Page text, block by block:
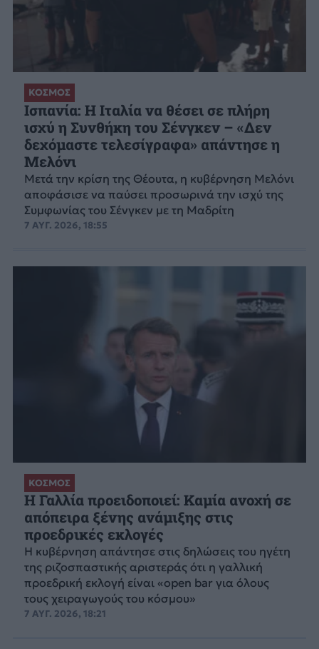
ΚΟΣΜΟΣ
Ισπανία: Η Ιταλία να θέσει σε πλήρη
ισχύ η Συνθήκη του Σένγκεν – «Δεν
δεχόμαστε τελεσίγραφα» απάντησε η
Μελόνι
Μετά την κρίση της Θέουτα, η κυβέρνηση Μελόνι
αποφάσισε να παύσει προσωρινά την ισχύ της
Συμφωνίας του Σένγκεν με τη Μαδρίτη
7 ΑΥΓ. 2026, 18:55
ΚΟΣΜΟΣ
Η Γαλλία προειδοποιεί: Καμία ανοχή σε
απόπειρα ξένης ανάμιξης στις
προεδρικές εκλογές
Η κυβέρνηση απάντησε στις δηλώσεις του ηγέτη
της ριζοσπαστικής αριστεράς ότι η γαλλική
προεδρική εκλογή είναι «open bar για όλους
τους χειραγωγούς του κόσμου»
7 ΑΥΓ. 2026, 18:21